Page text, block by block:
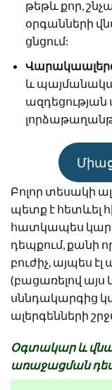
թեթև քոր,
օրգանների
ցնցում:
և
ազդեցության
Բոլոր տեսակի
պետք է հետևել
հատկապես
դեպքում, քանի
բուժիչ, այպես
(բացառելով այս
սննդակարգից
ալերգենների
Օգտակար և
առաջացման